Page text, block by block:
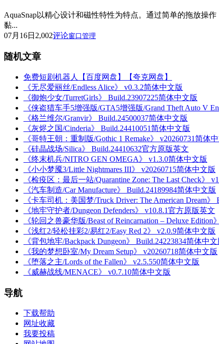
AquaSnap以精心设计和磁性特性为特点。通过简单的拖放操
黏...
07月16日 2,002评论窗口管理
随机文章
免费短剧机器人【百度网盘】【夸克网盘】
《无尽爱丽丝/Endless Alice》 v0.3.2简体中文版
《御炮少女/TurretGirls》 Build.23907225简体中文版
《侠盗猎车手5增强版/GTA5增强版/Grand Theft Auto V
《格兰维尔/Granvir》 Build.24500037简体中文版
《灰烬之国/Cinderia》 Build.24410051简体中文版
《哥特王朝：重制版/Gothic 1 Remake》 v20260731简体
《硅晶战场/Silica》 Build.24410632官方原版英文
《终末机兵/NITRO GEN OMEGA》 v1.3.0简体中文版
《小小梦魇3/Little Nightmares III》 v20260715简体中文版
《检疫区：最后一站/Quarantine Zone: The Last Check》
《汽车制造/Car Manufacture》 Build.24189984简体中文版
《卡车司机：美国梦/Truck Driver: The American Dream
《地牢守护者/Dungeon Defenders》 v10.8.1官方原版英文
《轮回之兽豪华版/Beast of Reincarnation – Deluxe Edition
《浅红2/轻松挂彩2/易红2/Easy Red 2》 v2.0.9简体中文版
《背包地牢/Backpack Dungeon》 Build.24223834简体中
《我的梦想卧室/My Dream Setup》 v20260718简体中文版
《堕落之主/Lords of the Fallen》 v2.5.550简体中文版
《威赫战线/MENACE》 v0.7.10简体中文版
导航
下载帮助
网址收藏
我要投稿